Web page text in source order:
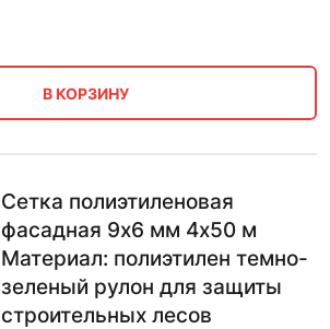
В КОРЗИНУ
Сетка полиэтиленовая
фасадная 9х6 мм 4х50 м
Материал: полиэтилен темно-
зеленый рулон для защиты
строительных лесов